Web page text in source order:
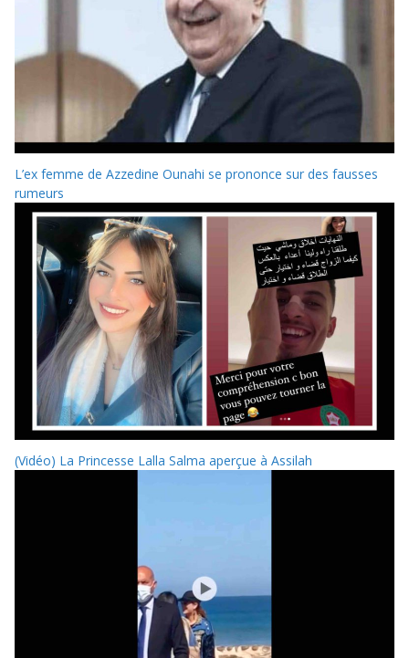
L’ex femme de Azzedine Ounahi se prononce sur des fausses
rumeurs
(Vidéo) La Princesse Lalla Salma aperçue à Assilah